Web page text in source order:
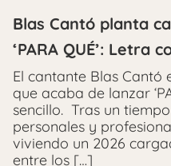
Blas Cantó planta
‘PARA QUÉ’: Letra
El cantante Blas Cantó
que acaba de lanzar
sencillo. Tras un
personales y
viviendo un 2026
entre los […]